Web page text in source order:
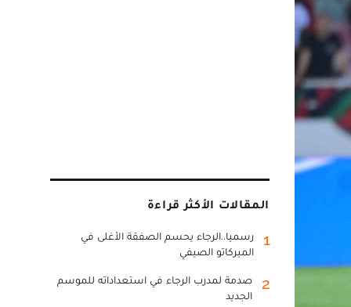
المقالات الأكثر قراءة
1
رسميا..الرجاء يحسم الصفقة الأغلى في
الميركاتو الصيفي
2
صدمة لمدرب الرجاء في استعداداته للموسم
الجديد